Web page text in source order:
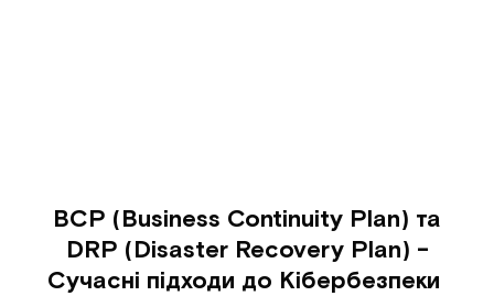
BCP (Business Continuity Plan) та
DRP (Disaster Recovery Plan) -
Сучасні підходи до Кібербезпеки